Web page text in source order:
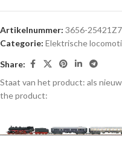
Artikelnummer: 3656-25421Z7
Categorie: Elektrische
Share:
Staat van het product: als nieuw
the product: